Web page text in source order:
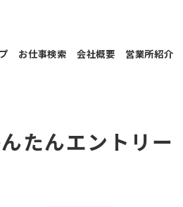
お仕事検索 会社概要 営業所紹介
たんエントリー